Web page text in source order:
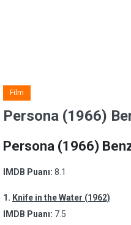
Film
Persona (1966)
Persona (1966)
IMDB Puanı: 8.1
1. Knife in the Water (1962)
IMDB Puanı: 7.5